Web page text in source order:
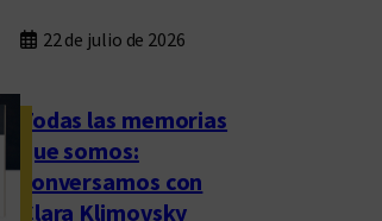
22 de julio de 2026
Todas las memorias
que somos:
conversamos con
Clara Klimovsky